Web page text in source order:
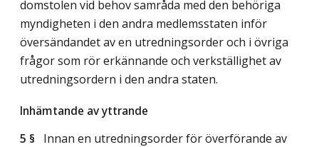
domstolen vid behov samråda med den behöriga
myndigheten i den andra medlemsstaten inför
översändandet av en utredningsorder och i övriga
frågor som rör erkännande och verkställighet av
utredningsordern i den andra staten.
Inhämtande av yttrande
5 § Innan en utredningsorder för överförande av